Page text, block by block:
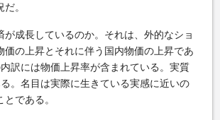
。
成長しているのか。それは、外的なショ
価の上昇とそれに伴う国内物価の上昇であ
訳には物価上昇率が含まれている。実質
。名目は実際に生きている実感に近いの
である。